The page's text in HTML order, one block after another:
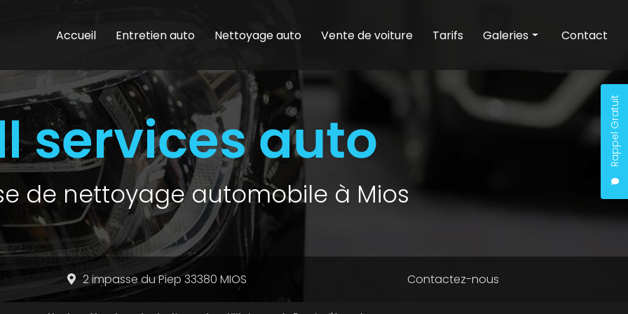
Rappel Gratuit
Accueil
Entretien auto Nettoyage auto Vente de voiture Tarifs Galeries
Nettoyage auto
Vente de voiture
Contact
de nettoyage automobile à Mios
2 impasse du Piep 33380 MIOS Contactez-nous